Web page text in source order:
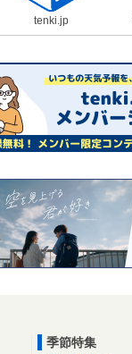
tenki.jp
季節特集